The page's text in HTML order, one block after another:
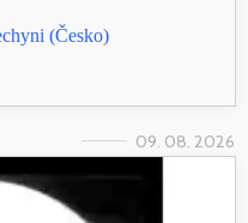
(Česko)
09. 08. 2026